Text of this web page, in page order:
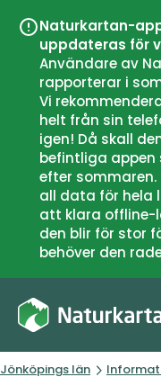
Naturkartan-
uppdateras för
Användare av
rapporterar i
Vi
helt från sin
igen! Då skall
befintliga appen
efter
all data för hela
att klara offline-
den blir för stor
behöver den
Jönköpings län